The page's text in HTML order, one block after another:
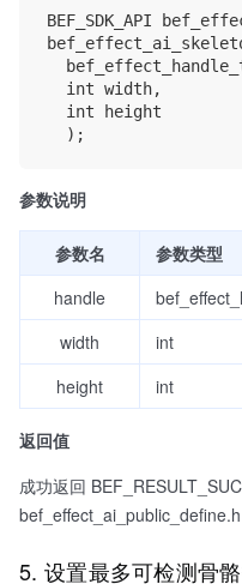
BEF_SDK_API
参数说明
参数名 参数类型
handle
width
int
height
int
返回值
成功返回
bef_effect_ai_public_define.h
5. 设置最多可检测骨